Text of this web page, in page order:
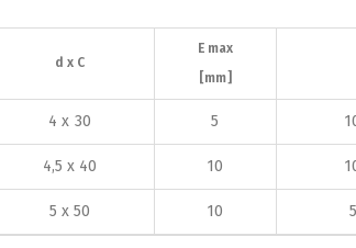
d x C
E max
[mm]
4 x 30 5
4,5 x 40 10
5 x 50 10